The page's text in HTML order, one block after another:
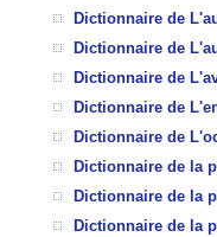
Dictionnaire de
Dictionnaire de
Dictionnaire de
Dictionnaire de
Dictionnaire de
Dictionnaire de la
Dictionnaire de la
Dictionnaire de la